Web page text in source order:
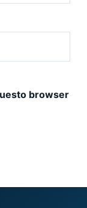
browser